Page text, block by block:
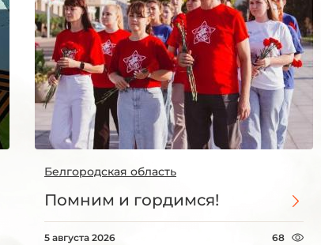
Белгородская область
Помним и гордимся!
5 августа 2026 68